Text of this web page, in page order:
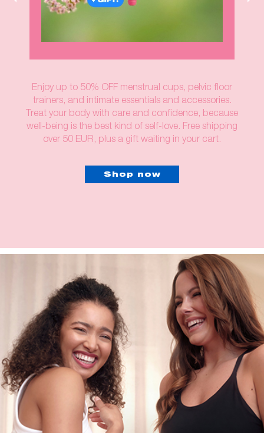
Enjoy up to 50% OFF menstrual cups, pelvic floor
trainers, and intimate essentials and accessories.
Treat your body with care and confidence, because
well-being is the best kind of self-love. Free shipping
over 50 EUR, plus a gift waiting in your cart.
Shop now